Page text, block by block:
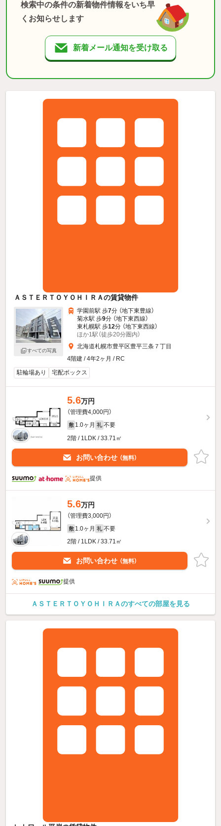
検索中の条件の新着物件情報をいち早
くお知らせします
新着メール通知を受け取る
ＡＳＴＥＲＴＯＹＯＨＩＲＡの賃貸物件
すべての写真
学園前駅 歩7分 （地下東豊線）
菊水駅 歩9分 （地下東西線）
東札幌駅 歩12分 （地下東西線）
ほか1駅（徒歩20分圏内）
北海道札幌市豊平区豊平三条７丁目
4階建 / 4年2ヶ月 / RC
駐輪場あり
宅配ボックス
5.6万円
（管理費4,000円）
敷 1.0ヶ月 礼 不要
2階 / 1LDK / 33.71㎡
お問い合わせ （無料）
提供
5.6万円
（管理費3,000円）
敷 1.0ヶ月 礼 不要
2階 / 1LDK / 33.71㎡
お問い合わせ （無料）
提供
ＡＳＴＥＲＴＯＹＯＨＩＲＡのすべての部屋を見る